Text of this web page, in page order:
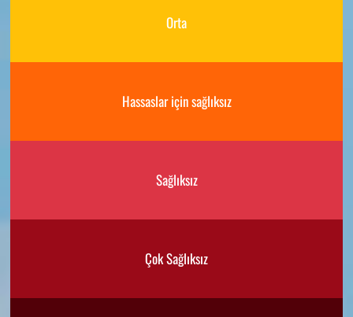
Orta
Hassaslar için sağlıksız
Sağlıksız
Çok Sağlıksız